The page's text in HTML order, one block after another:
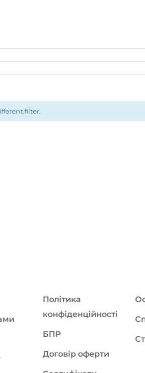
filter.
Політика
конфіденційності
БПР
Договір оферти